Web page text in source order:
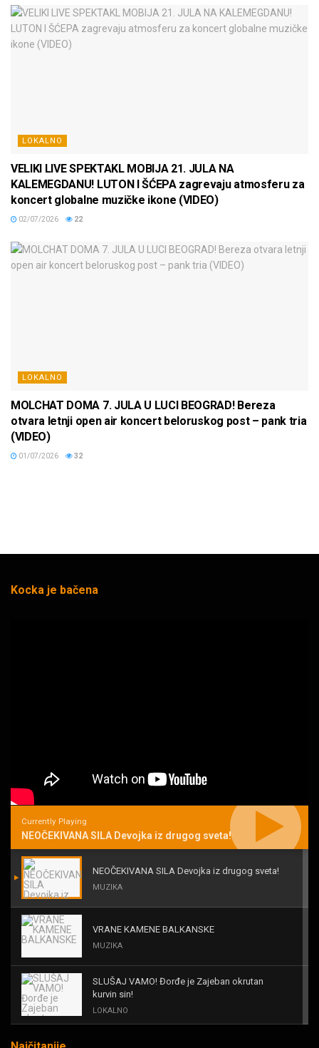
LOKALNO
VELIKI LIVE SPEKTAKL MOBIJA 21. JULA NA
KALEMEGDANU! LUTON I ŠĆEPA zagrevaju atmosferu za
koncert globalne muzičke ikone (VIDEO)
02/07/2026 22
LOKALNO
MOLCHAT DOMA 7. JULA U LUCI BEOGRAD! Bereza
otvara letnji open air koncert beloruskog post – pank tria
(VIDEO)
01/07/2026 32
Kocka je bačena
Currently Playing
NEOČEKIVANA SILA Devojka iz drugog sveta!
NEOČEKIVANA SILA Devojka iz drugog sveta!
MUZIKA
VRANE KAMENE BALKANSKE
MUZIKA
SLUŠAJ VAMO! Đorđe je Zajeban okrutan
kurvin sin!
LOKALNO